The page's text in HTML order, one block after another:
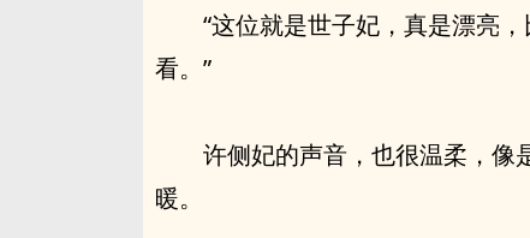
“这位就是世子妃，真是漂亮
看。”
许侧妃的声音，也很温柔，像
暖。